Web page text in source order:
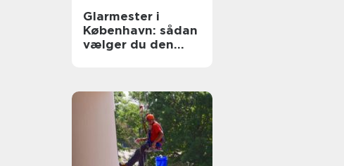
Glarmester i
København: sådan
vælger du den